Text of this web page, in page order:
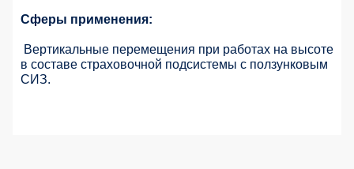
Сферы применения:
Вертикальные перемещения при работах на высоте
в составе страховочной подсистемы с ползунковым
СИЗ.